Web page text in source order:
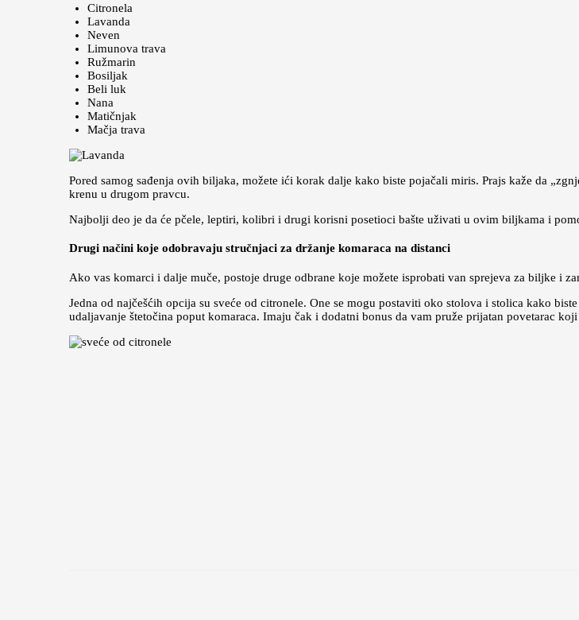
Citronela
Lavanda
Neven
Limunova trava
Ružmarin
Bosiljak
Beli luk
Nana
Matičnjak
Mačja trava
Pored samog sađenja ovih biljaka, možete ići korak dalje kako biste pojačali miris. Prajs kaže da
krenu u drugom pravcu.
Najbolji deo je da će pčele, leptiri, kolibri i drugi korisni posetioci bašte uživati u ovim biljkama i
Drugi načini koje odobravaju stručnjaci za držanje komaraca na distanci
Ako vas komarci i dalje muče, postoje druge odbrane koje možete isprobati van sprejeva za biljke i
Jedna od najčešćih opcija su sveće od citronele. One se mogu postaviti oko stolova i stolica kako
udaljavanje štetočina poput komaraca. Imaju čak i dodatni bonus da vam pruže prijatan povetarac